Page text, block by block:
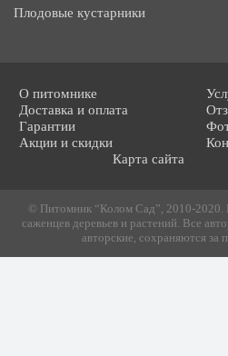
Плодовые кустарники
О питомнике
Доставка и оплата
Гарантии
Акции и скидки
Карта сайта
© Питомник “Колом Сад”, 2010-2020.
саженцев деревьев и растений. Все
авторские, сохраняются за